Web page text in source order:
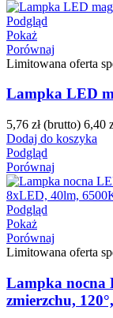
Podgląd
Pokaż
Porównaj
Limitowana oferta
Lampka LED
5,76 zł (brutto) 6,40
Dodaj do koszyka
Podgląd
Porównaj
Podgląd
Pokaż
Porównaj
Limitowana oferta
Lampka nocna
zmierzchu,